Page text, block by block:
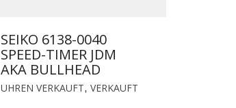
SEIKO 6138-0040
SPEED-TIMER JDM
AKA BULLHEAD
UHREN VERKAUFT, VERKAUFT